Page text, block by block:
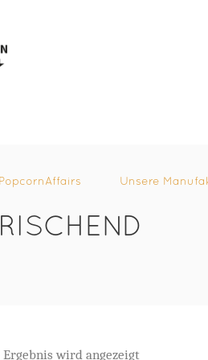
PopcornAffairs Unsere
Ergebnis wird angezeigt